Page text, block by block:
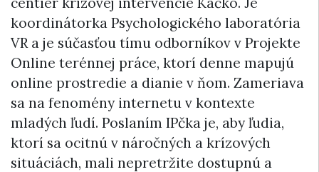
koordinátorka Psychologického laboratória
VR a je súčasťou tímu odborníkov v Projekte
Online terénnej práce, ktorí denne mapujú
online prostredie a dianie v ňom. Zameriava
sa na fenomény internetu v kontexte
mladých ľudí. Poslaním IPčka je, aby ľudia,
ktorí sa ocitnú v náročných a krízových
situáciách, mali nepretržite dostupnú a